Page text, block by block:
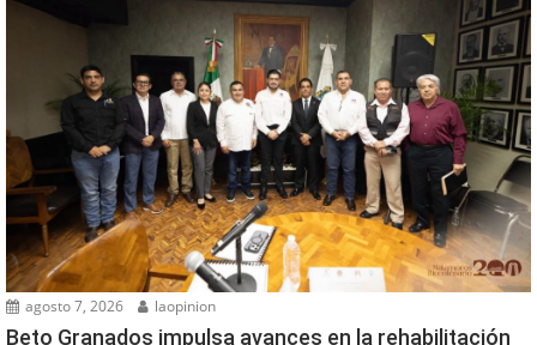
agosto 7, 2026 laopinion
Beto Granados impulsa avances en la rehabilitación